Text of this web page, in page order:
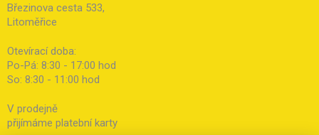
Březinova cesta 533,
Litoměřice
Otevírací doba:
Po-Pá: 8:30 - 17:00 hod
So: 8:30 - 11:00 hod
V prodejně
přijímáme platební karty